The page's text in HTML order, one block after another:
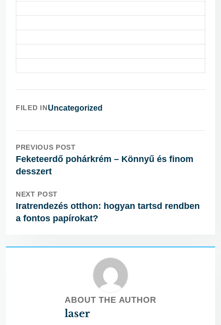
FILED INUncategorized
PREVIOUS POST
Feketeerdő pohárkrém – Könnyű és finom
desszert
NEXT POST
Iratrendezés otthon: hogyan tartsd rendben
a fontos papírokat?
ABOUT THE AUTHOR
laser